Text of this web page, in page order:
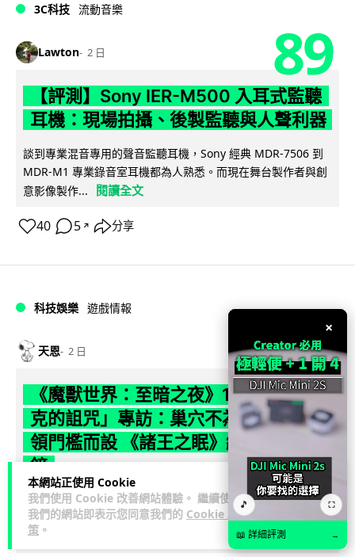
本網站正使用 Cookie
我們使用 Cookie 改善網站體驗。 繼續使用
我們的網站即表示您同意我們的 Cookie 政
策 。
3C科技 流動音樂
Lawton 2 日 89
【評測】Sony IER-M500 入耳式監聽
耳機：現場拍攝、後製監聽與人聲利器
談到專業混音專用的聲音監聽耳機，Sony 經典 MDR-7506 到
MDR-M1 專業錄音室耳機都為人熟悉。而現在舞台製作者與創
意影像製作...
閱讀全文
40 5 ↗ 分享
科技娛樂 遊戲情報
天恩 2 日
《魔獸世界：至暗之夜》12.1 「烏拉特
克的詛咒」專訪：巢穴不為提高世界首
領門檻而設 《諸王之眠》縮短約 10 分
鐘
《魔獸世界：至暗之夜》版本更新 12.1「烏拉特克的詛咒」將
於 8 月 13 日正式上線，帶來全新區域「盤蛇島」、地城「毒牙
祭壇」、新型態世...
×
🎵 ⛶
📖 詳細評測 →